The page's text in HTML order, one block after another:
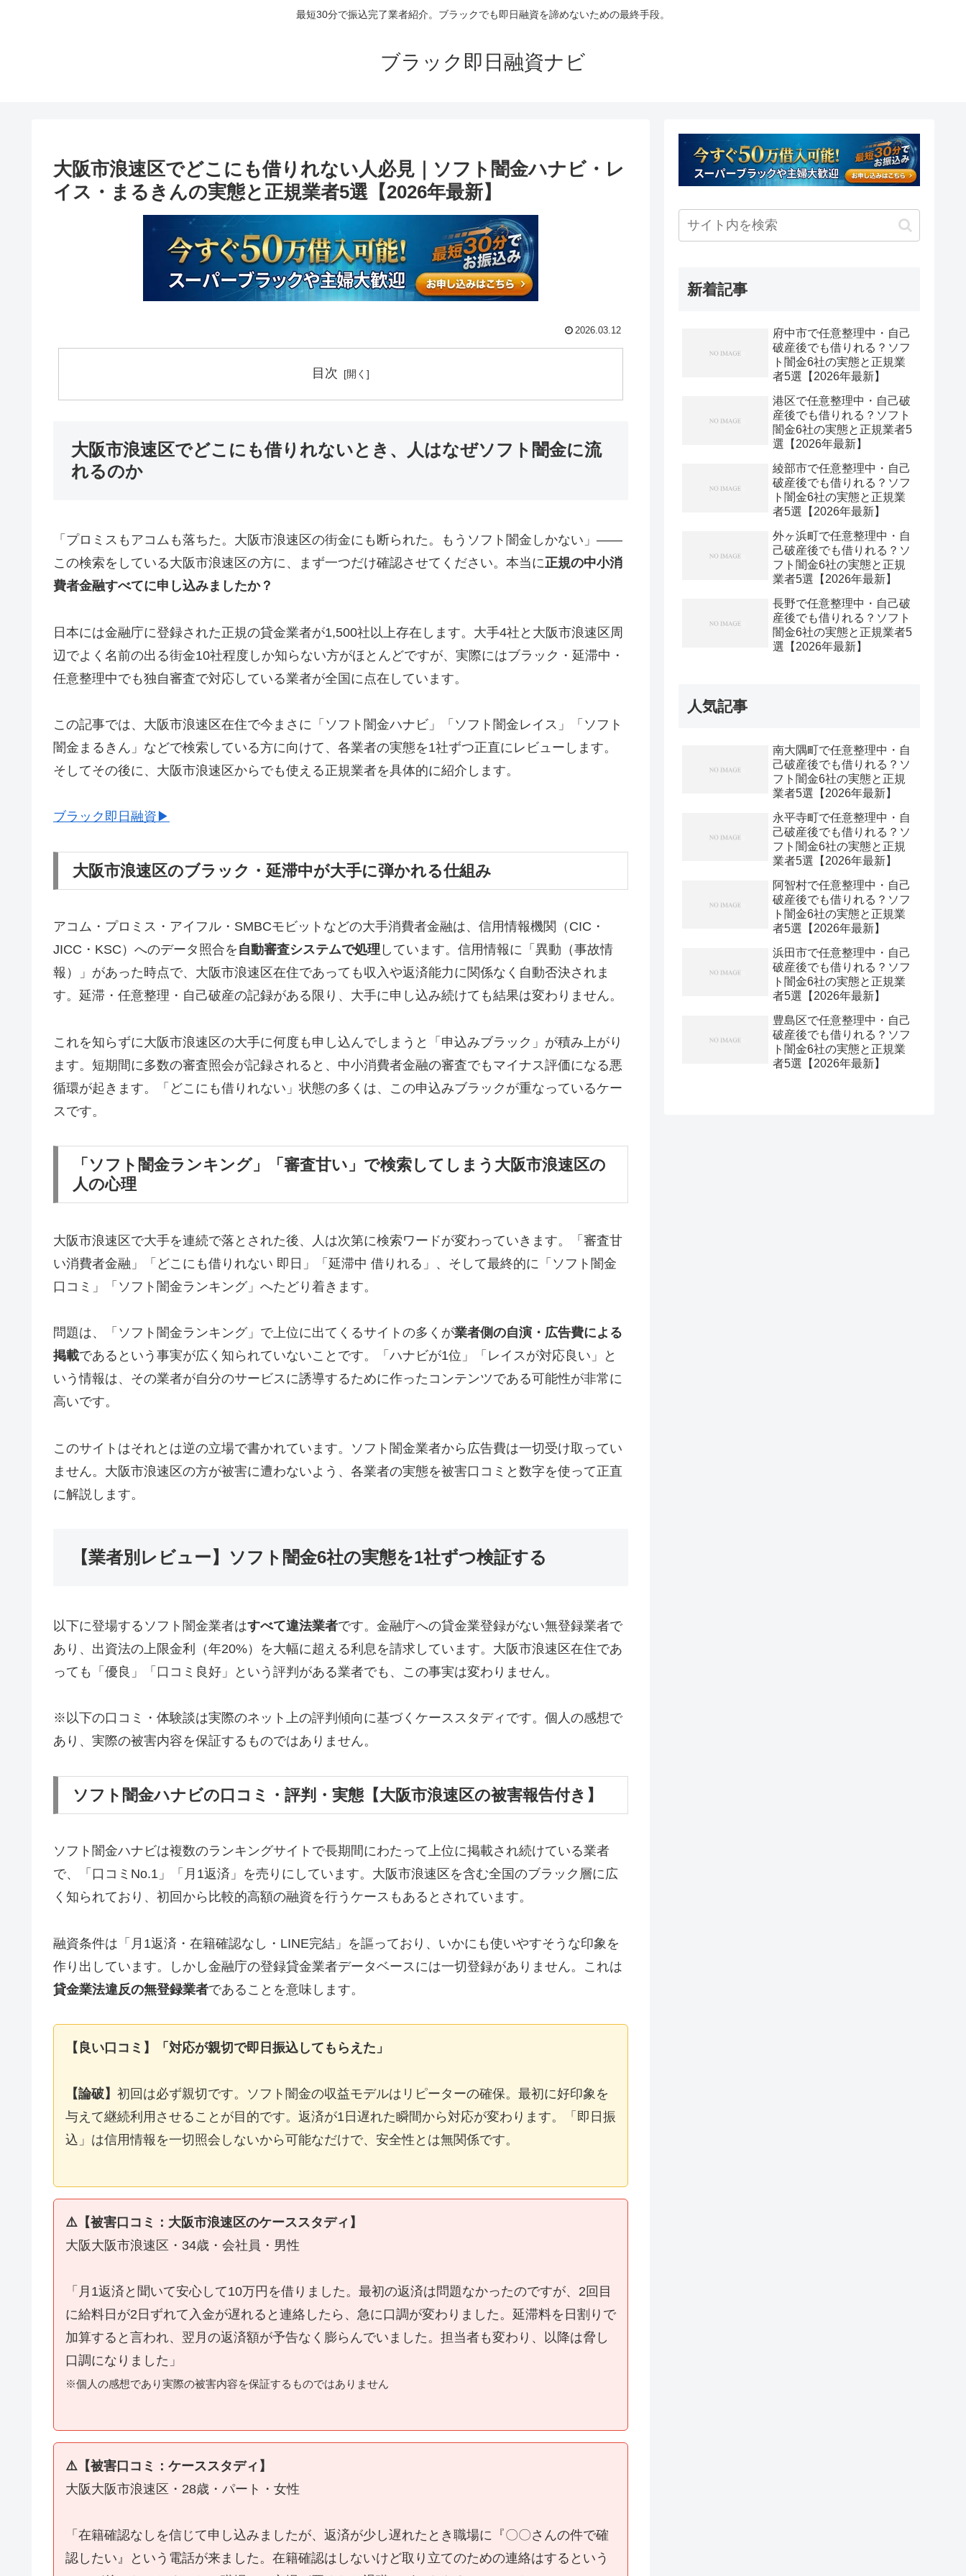
最短30分で振込完了業者紹介。ブラックでも即日融資を諦めないための最終手段。
ブラック即日融資ナビ
大阪市浪速区でどこにも借りれない人必見｜ソフト闇金ハナビ・レ
イス・まるきんの実態と正規業者5選【2026年最新】
2026.03.12
目次
大阪市浪速区でどこにも借りれないとき、人はなぜソフト闇金に流
れるのか
「プロミスもアコムも落ちた。大阪市浪速区の街金にも断られた。もうソフト闇金しかない」——
この検索をしている大阪市浪速区の方に、まず一つだけ確認させてください。本当に正規の中小消
費者金融すべてに申し込みましたか？
日本には金融庁に登録された正規の貸金業者が1,500社以上存在します。大手4社と大阪市浪速区周
辺でよく名前の出る街金10社程度しか知らない方がほとんどですが、実際にはブラック・延滞中・
任意整理中でも独自審査で対応している業者が全国に点在しています。
この記事では、大阪市浪速区在住で今まさに「ソフト闇金ハナビ」「ソフト闇金レイス」「ソフト
闇金まるきん」などで検索している方に向けて、各業者の実態を1社ずつ正直にレビューします。
そしてその後に、大阪市浪速区からでも使える正規業者を具体的に紹介します。
ブラック即日融資▶
大阪市浪速区のブラック・延滞中が大手に弾かれる仕組み
アコム・プロミス・アイフル・SMBCモビットなどの大手消費者金融は、信用情報機関（CIC・
JICC・KSC）へのデータ照合を 自動審査システムで処理 しています。信用情報に「異動（事故情
報）」があった時点で、大阪市浪速区在住であっても収入や返済能力に関係なく自動否決されま
す。延滞・任意整理・自己破産の記録がある限り、大手に申し込み続けても結果は変わりません。
これを知らずに大阪市浪速区の大手に何度も申し込んでしまうと「申込みブラック」が積み上がり
ます。短期間に多数の審査照会が記録されると、中小消費者金融の審査でもマイナス評価になる悪
循環が起きます。「どこにも借りれない」状態の多くは、この申込みブラックが重なっているケー
スです。
「ソフト闇金ランキング」「審査甘い」で検索してしまう大阪市浪速区の
人の心理
大阪市浪速区で大手を連続で落とされた後、人は次第に検索ワードが変わっていきます。「審査甘
い消費者金融」「どこにも借りれない 即日」「延滞中 借りれる」、そして最終的に「ソフト闇金
口コミ」「ソフト闇金ランキング」へたどり着きます。
問題は、「ソフト闇金ランキング」で上位に出てくるサイトの多くが業者側の自演・広告費による
掲載であるという事実が広く知られていないことです。「ハナビが1位」「レイスが対応良い」と
いう情報は、その業者が自分のサービスに誘導するために作ったコンテンツである可能性が非常に
高いです。
このサイトはそれとは逆の立場で書かれています。ソフト闇金業者から広告費は一切受け取ってい
ません。大阪市浪速区の方が被害に遭わないよう、各業者の実態を被害口コミと数字を使って正直
に解説します。
【業者別レビュー】ソフト闇金6社の実態を1社ずつ検証する
以下に登場するソフト闇金業者はすべて違法業者です。金融庁への貸金業登録がない無登録業者で
あり、出資法の上限金利（年20%）を大幅に超える利息を請求しています。大阪市浪速区在住であ
っても「優良」「口コミ良好」という評判がある業者でも、この事実は変わりません。
※以下の口コミ・体験談は実際のネット上の評判傾向に基づくケーススタディです。個人の感想で
あり、実際の被害内容を保証するものではありません。
ソフト闇金ハナビの口コミ・評判・実態【大阪市浪速区の被害報告付き】
ソフト闇金ハナビは複数のランキングサイトで長期間にわたって上位に掲載され続けている業者
で、「口コミNo.1」「月1返済」を売りにしています。大阪市浪速区を含む全国のブラック層に広
く知られており、初回から比較的高額の融資を行うケースもあるとされています。
融資条件は「月1返済・在籍確認なし・LINE完結」を謳っており、いかにも使いやすそうな印象を
作り出しています。しかし金融庁の登録貸金業者データベースには一切登録がありません。これは
貸金業法違反の無登録業者であることを意味します。
【良い口コミ】「対応が親切で即日振込してもらえた」
【論破】 初回は必ず親切です。ソフト闇金の収益モデルはリピーターの確保。最初に好印象を
与えて継続利用させることが目的です。返済が1日遅れた瞬間から対応が変わります。「即日振
込」は信用情報を一切照会しないから可能なだけで、安全性とは無関係です。
⚠️【被害口コミ：大阪市浪速区のケーススタディ】
大阪大阪市浪速区・34歳・会社員・男性
「月1返済と聞いて安心して10万円を借りました。最初の返済は問題なかったのですが、2回目
に給料日が2日ずれて入金が遅れると連絡したら、急に口調が変わりました。延滞料を日割りで
加算すると言われ、翌月の返済額が予告なく膨らんでいました。担当者も変わり、以降は脅し
口調になりました」
※個人の感想であり実際の被害内容を保証するものではありません
⚠️【被害口コミ：ケーススタディ】
大阪大阪市浪速区・28歳・パート・女性
「在籍確認なしを信じて申し込みましたが、返済が少し遅れたとき職場に『〇〇さんの件で確
認したい』という電話が来ました。在籍確認はしないけど取り立てのための連絡はするという
新着記事
府中市で任意整理中・自己
破産後でも借りれる？ソフ
ト闇金6社の実態と正規業
者5選【2026年最新】
港区で任意整理中・自己破
産後でも借りれる？ソフト
闇金6社の実態と正規業者5
選【2026年最新】
綾部市で任意整理中・自己
破産後でも借りれる？ソフ
ト闇金6社の実態と正規業
者5選【2026年最新】
外ヶ浜町で任意整理中・自
己破産後でも借りれる？ソ
フト闇金6社の実態と正規
業者5選【2026年最新】
長野で任意整理中・自己破
産後でも借りれる？ソフト
闇金6社の実態と正規業者5
選【2026年最新】
人気記事
南大隅町で任意整理中・自
己破産後でも借りれる？ソ
フト闇金6社の実態と正規
業者5選【2026年最新】
永平寺町で任意整理中・自
己破産後でも借りれる？ソ
フト闇金6社の実態と正規
業者5選【2026年最新】
阿智村で任意整理中・自己
破産後でも借りれる？ソフ
ト闇金6社の実態と正規業
者5選【2026年最新】
浜田市で任意整理中・自己
破産後でも借りれる？ソフ
ト闇金6社の実態と正規業
者5選【2026年最新】
豊島区で任意整理中・自己
破産後でも借りれる？ソフ
ト闇金6社の実態と正規業
者5選【2026年最新】